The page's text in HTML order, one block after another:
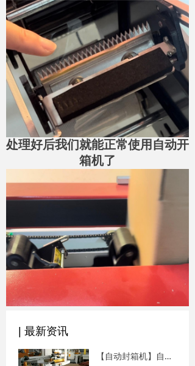
| 最新资讯
【自动封箱机】自动封箱机的使用注意事项
处理好后我们就能正常使用自动开
箱机了